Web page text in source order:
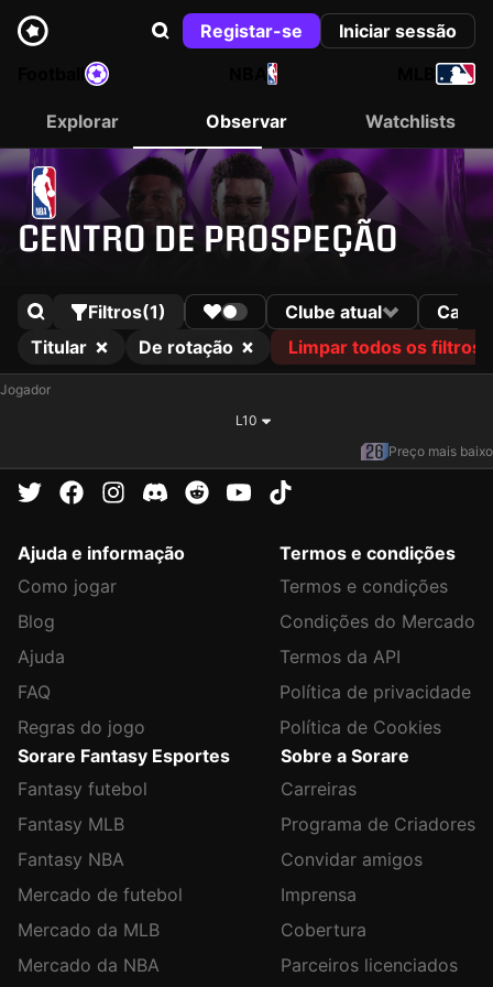
Registar-se
Iniciar sessão
NBA
Explorar Observar Watchlists
CENTRO DE PROSPEÇÃO
Filtros(1) Clube atual
Titular
De rotação Limpar todos os filtros
Jogador
L10
Preço mais baixo
Ajuda e informação
Como jogar
Blog
Ajuda
FAQ
Regras do jogo
Termos e condições
Termos e condições
Condições do Mercado
Termos da API
Política de privacidade
Política de Cookies
Sorare Fantasy Esportes
Fantasy futebol
Fantasy MLB
Fantasy NBA
Mercado de futebol
Mercado da MLB
Mercado da NBA
Sobre a Sorare
Carreiras
Programa de Criadores
Convidar amigos
Imprensa
Cobertura
Parceiros licenciados